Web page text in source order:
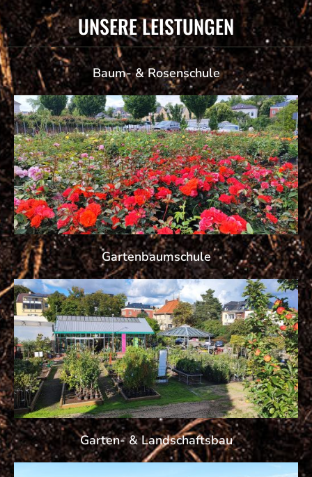
UNSERE LEISTUNGEN
Baum- & Rosenschule
Gartenbaumschule
Garten- & Landschaftsbau